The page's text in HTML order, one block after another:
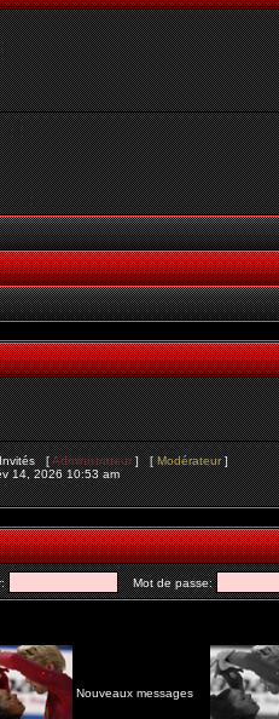
Invités [Administrateur] [Modérateur]
14, 2026 10:53 am
Mot de passe:
Nouveaux messages